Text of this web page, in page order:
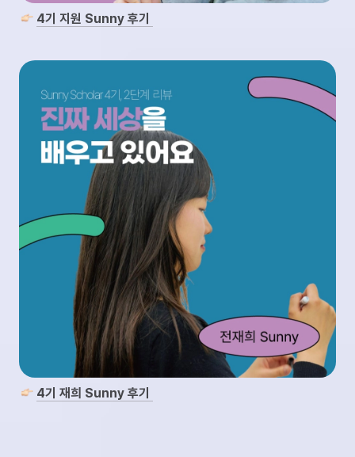
4기 지원 Sunny 후기
4기 재희 Sunny 후기